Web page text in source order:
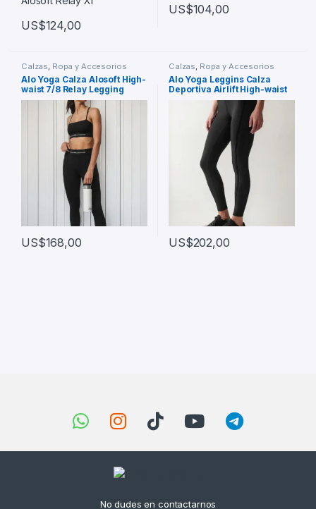
US$124,00
US$104,00
Calzas, Ropa y Accesorios
Alo Yoga Calza Alosoft High-
waist 7/8 Relay Legging
Negro Alosoft High-waist 2 –
US$168,00
Calzas, Ropa y Accesorios
Alo Yoga Leggins Calza
Deportiva Airlift High-waist
7/8 Negro Airlift High-waist
US$202,00
No dudes en contactarnos